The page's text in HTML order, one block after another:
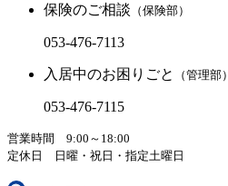
保険のご相談 （保険部）
053-476-7113
入居中のお困りごと （管理部）
053-476-7115
営業時間 9:00～18:00
定休日 日曜・祝日・指定土曜日